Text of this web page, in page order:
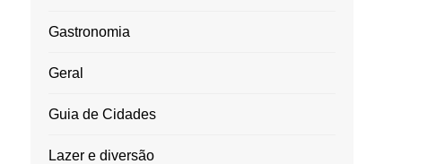
Gastronomia
Geral
Guia de Cidades
Lazer e diversão